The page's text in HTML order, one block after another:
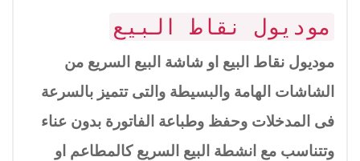
موديول نقاط البيع
موديول نقاط البيع او شاشة البيع السريع من
الشاشات الهامة والبسيطة والتى تتميز بالسرعة
فى المدخلات وحفظ وطباعة الفاتورة بدون عناء
وتتناسب مع انشطة البيع السريع كالمطاعم او